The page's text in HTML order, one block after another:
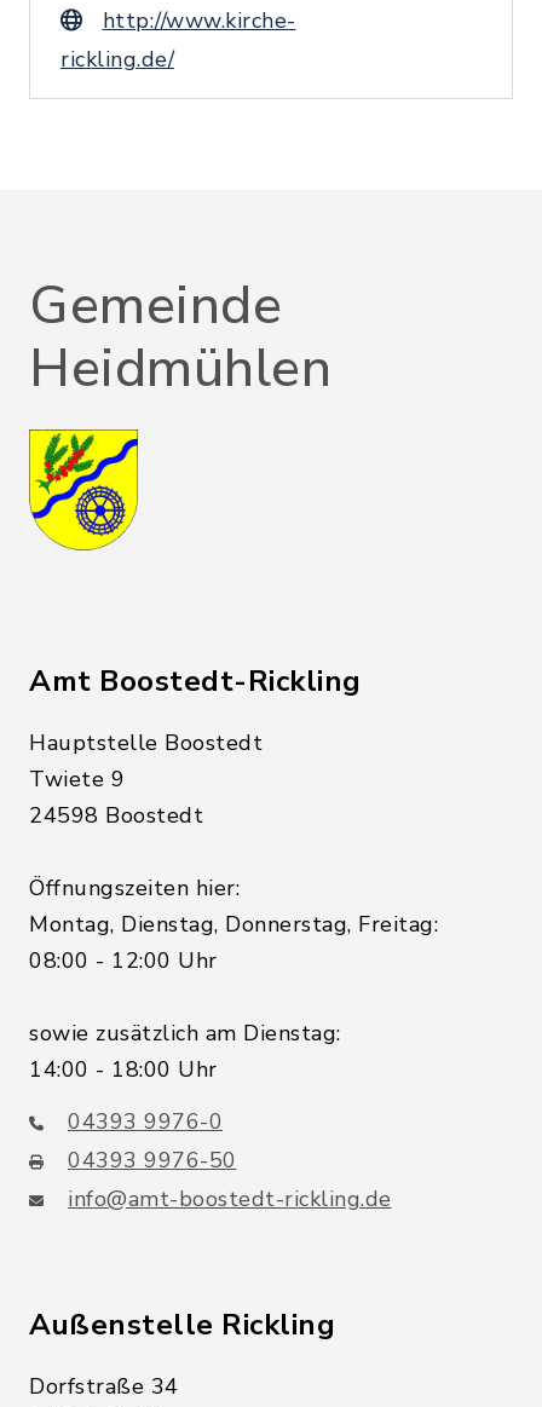
http://www.kirche-
rickling.de/
Gemeinde
Heidmühlen
Amt Boostedt-Rickling
Hauptstelle Boostedt
Twiete 9
24598 Boostedt
Öffnungszeiten hier:
Montag, Dienstag, Donnerstag, Freitag:
08:00 - 12:00 Uhr
sowie zusätzlich am Dienstag:
14:00 - 18:00 Uhr
04393 9976-0
04393 9976-50
info@amt-boostedt-rickling.de
Außenstelle Rickling
Dorfstraße 34